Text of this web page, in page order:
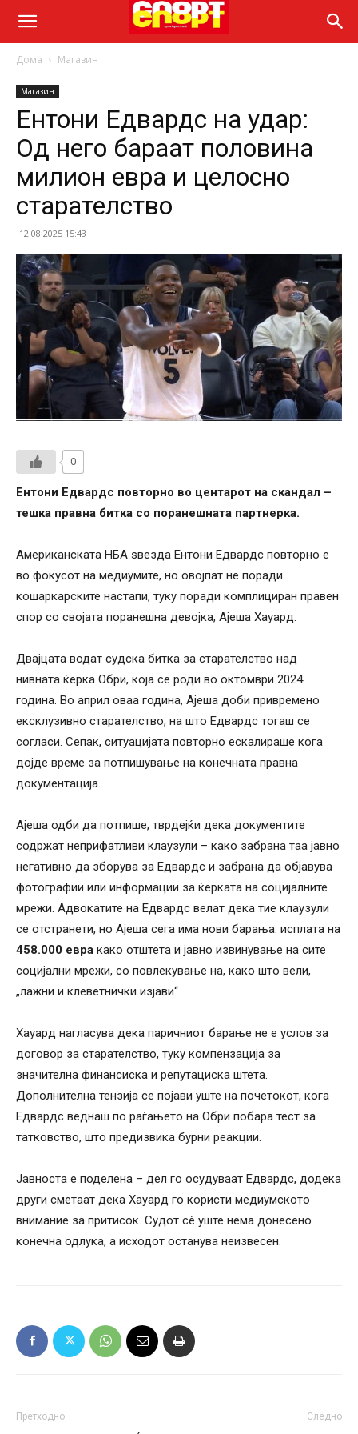
Дома Магазин
Магазин
Ентони Едвардс на удар:
Од него бараат половина
милион евра и целосно
старателство
12.08.2025 15:43
0
Ентони Едвардс повторно во центарот на скандал –
тешка правна битка со поранешната партнерка.
Американската НБА ѕвезда Ентони Едвардс повторно е
во фокусот на медиумите, но овојпат не поради
кошаркарските настапи, туку поради комплициран правен
спор со својата поранешна девојка, Ајеша Хауард.
Двајцата водат судска битка за старателство над
нивната ќерка Обри, која се роди во октомври 2024
година. Во април оваа година, Ајеша доби привремено
ексклузивно старателство, на што Едвардс тогаш се
согласи. Сепак, ситуацијата повторно ескалираше кога
дојде време за потпишување на конечната правна
документација.
Ајеша одби да потпише, тврдејќи дека документите
содржат неприфатливи клаузули – како забрана таа јавно
негативно да зборува за Едвардс и забрана да објавува
фотографии или информации за ќерката на социјалните
мрежи. Адвокатите на Едвардс велат дека тие клаузули
се отстранети, но Ајеша сега има нови барања: исплата на
458.000 евра како отштета и јавно извинување на сите
социјални мрежи, со повлекување на, како што вели,
„лажни и клеветнички изјави“.
Хауард нагласува дека паричниот барање не е услов за
договор за старателство, туку компензација за
значителна финансиска и репутациска штета.
Дополнителна тензија се појави уште на почетокот, кога
Едвардс веднаш по раѓањето на Обри побара тест за
татковство, што предизвика бурни реакции.
Јавноста е поделена – дел го осудуваат Едвардс, додека
други сметаат дека Хауард го користи медиумското
внимание за притисок. Судот сè уште нема донесено
конечна одлука, а исходот останува неизвесен.
Претходно Следно